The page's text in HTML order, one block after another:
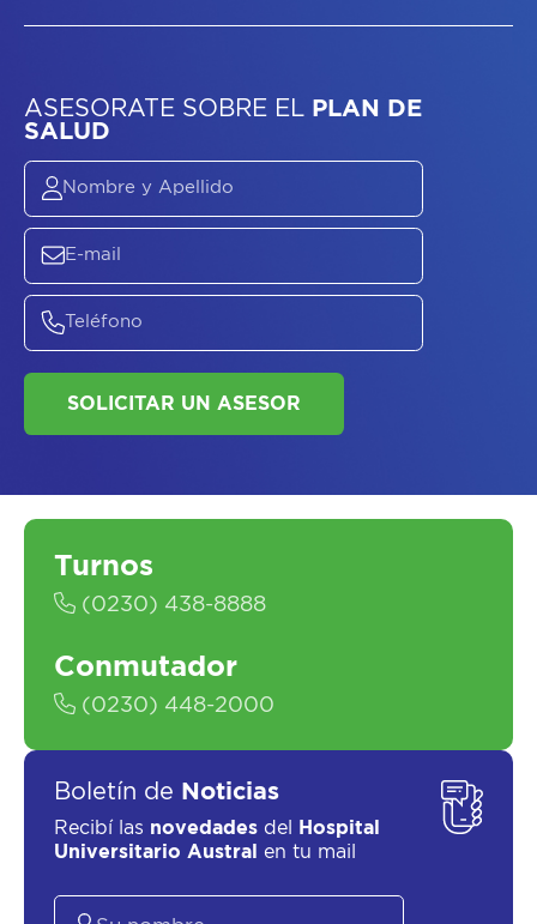
ASESORATE SOBREELPLAN DE
SALUD
SOLICITAR UN ASESOR
Turnos
(0230) 438-8888
Conmutador
(0230) 448-2000
Boletín de Noticias
Recibí las novedades del
Hospital
Universitario Austral
en tu mail